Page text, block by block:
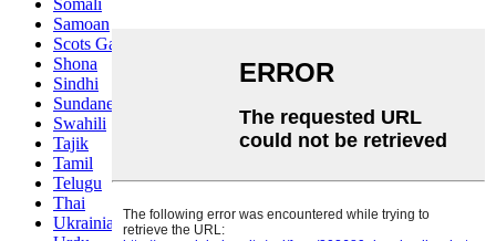
Somali
Samoan
Scots Gaelic
Shona
Sindhi
Sundanese
Swahili
Tajik
Tamil
Telugu
Thai
Ukrainian